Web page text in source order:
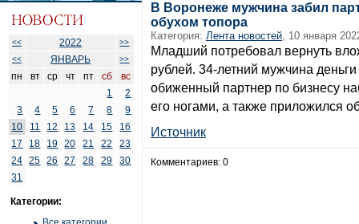
<< 2022
>>
<<
ЯНВАРЬ >>
пн вт ср чт пт сб
вс
1
2
3
4 5 6 7 8
9
10
11 12 13 14 15
16
17
18 19 20 21 22
23
24
25 26 27 28 29
30
31
Категории:
В Воронеже мужчина забил
обухом топора
Категория: Лента новостей, 10 января
Младший потребовал вернуть
рублей. 34-летний мужчина деньги
обиженный партнер по бизнесу
его ногами, а также приложился
Источник
Комментариев: 0